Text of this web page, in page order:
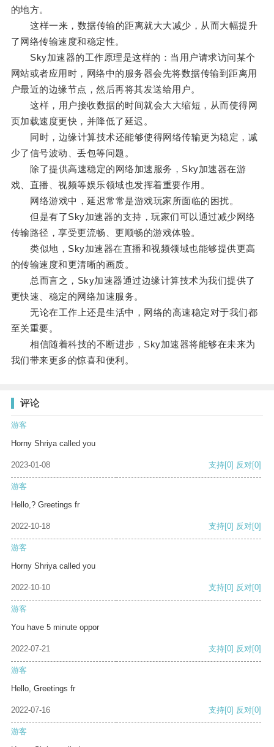
的地方。
这样一来，数据传输的距离就大大减少，从而大幅提升
了网络传输速度和稳定性。
Sky加速器的工作原理是这样的：当用户请求访问某个
网站或者应用时，网络中的服务器会先将数据传输到距离用
户最近的边缘节点，然后再将其发送给用户。
这样，用户接收数据的时间就会大大缩短，从而使得网
页加载速度更快，并降低了延迟。
同时，边缘计算技术还能够使得网络传输更为稳定，减
少了信号波动、丢包等问题。
除了提供高速稳定的网络加速服务，Sky加速器在游
戏、直播、视频等娱乐领域也发挥着重要作用。
网络游戏中，延迟常常是游戏玩家所面临的困扰。
但是有了Sky加速器的支持，玩家们可以通过减少网络
传输路径，享受更流畅、更顺畅的游戏体验。
类似地，Sky加速器在直播和视频领域也能够提供更高
的传输速度和更清晰的画质。
总而言之，Sky加速器通过边缘计算技术为我们提供了
更快速、稳定的网络加速服务。
无论在工作上还是生活中，网络的高速稳定对于我们都
至关重要。
相信随着科技的不断进步，Sky加速器将能够在未来为
我们带来更多的惊喜和便利。
评论
游客
Horny Shriya called you
2023-01-08 支持[0] 反对[0]
游客
Hello,? Greetings fr
2022-10-18 支持[0] 反对[0]
游客
Horny Shriya called you
2022-10-10 支持[0] 反对[0]
游客
You have 5 minute oppor
2022-07-21 支持[0] 反对[0]
游客
Hello, Greetings fr
2022-07-16 支持[0] 反对[0]
游客